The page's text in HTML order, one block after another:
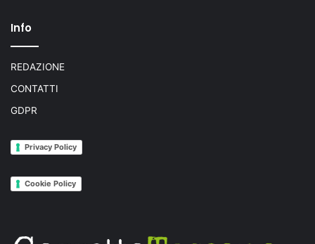
Info
REDAZIONE
CONTATTI
GDPR
Privacy Policy
Cookie Policy